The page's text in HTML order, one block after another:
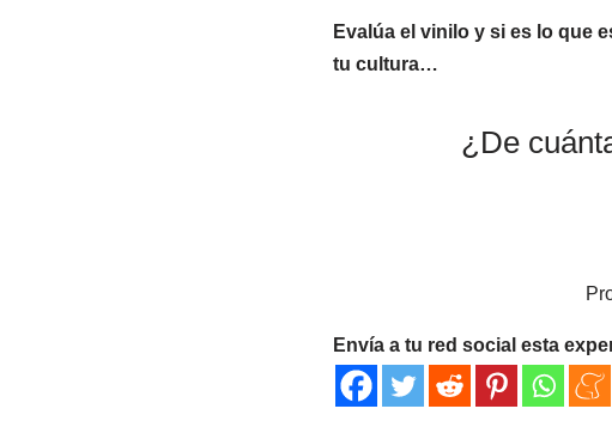
Evalúa el vinilo y si es lo que
tu cultura…
¿De
Envía a tu red social esta